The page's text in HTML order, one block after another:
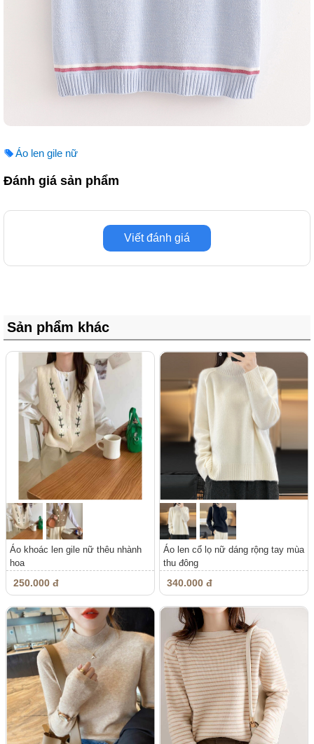
Áo len gile nữ
Đánh giá sản phẩm
Viết đánh giá
Sản phẩm khác
Áo khoác len gile nữ thêu nhành
hoa
250.000 đ
Áo len cổ lọ nữ dáng rộng tay mùa
thu đông
340.000 đ